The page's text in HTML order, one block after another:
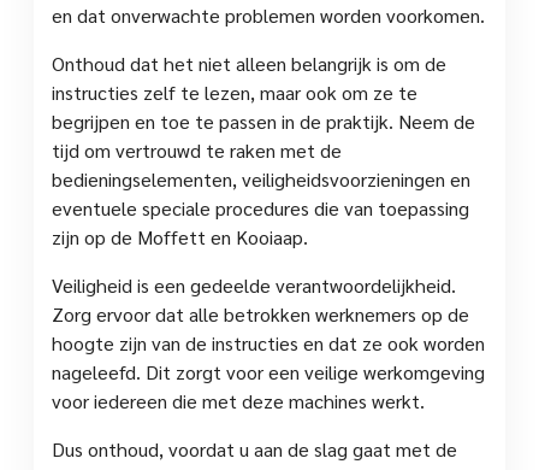
en dat onverwachte problemen worden voorkomen.
Onthoud dat het niet alleen belangrijk is om de
instructies zelf te lezen, maar ook om ze te
begrijpen en toe te passen in de praktijk. Neem de
tijd om vertrouwd te raken met de
bedieningselementen, veiligheidsvoorzieningen en
eventuele speciale procedures die van toepassing
zijn op de Moffett en Kooiaap.
Veiligheid is een gedeelde verantwoordelijkheid.
Zorg ervoor dat alle betrokken werknemers op de
hoogte zijn van de instructies en dat ze ook worden
nageleefd. Dit zorgt voor een veilige werkomgeving
voor iedereen die met deze machines werkt.
Dus onthoud, voordat u aan de slag gaat met de